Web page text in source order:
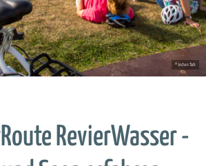
RevierWasser -